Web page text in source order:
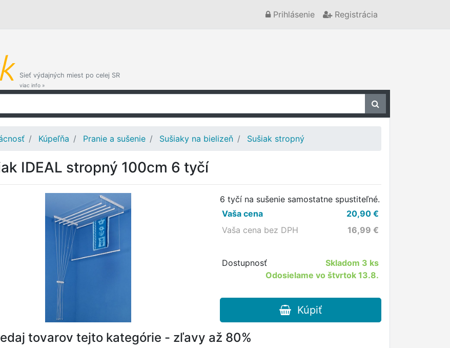
Prihlásenie Registrácia
Sieť výdajných miest po celej SR
viac info »
Kúpeľňa Pranie a sušenie Sušiaky na bielizeň Sušiak stropný
IDEAL stropný 100cm 6 tyčí
6 tyčí na sušenie samostatne spustiteľné.
Vaša cena
20,90€
Vaša cena bez DPH
16,99 €
Dostupnosť Skladom 3 ks
Odosielame vo štvrtok 13.8.
Kúpiť
tovarov tejto kategórie - zľavy až 80%